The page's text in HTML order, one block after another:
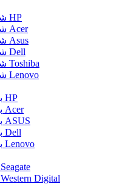
شارژر لپ تاپ HP
شارژر لپ تاپ Acer
شارژر لپ تاپ Asus
شارژر لپ تاپ Dell
شارژر لپ تاپ Toshiba
شارژر لپ تاپ Lenovo
باتری لپ تاپ HP
باتری لپ تاپ Acer
باتری لپ تاپ ASUS
باتری لپ تاپ Dell
باتری لپ تاپ Lenovo
هارد لپ تاپ Seagate
هارد لپ تاپ Western Digital